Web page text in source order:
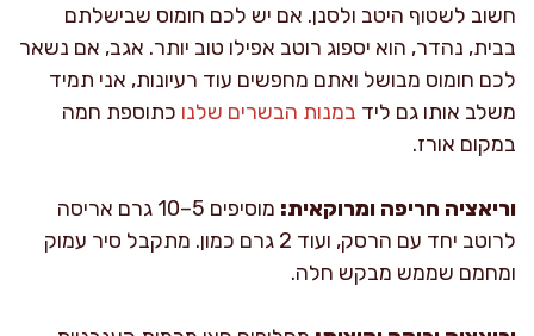
חשוב לשטוף היטב ולסנן. אם יש לכם חומוס שבישלתם
בבית, נהדר, הוא יספוג רוטב אפילו טוב יותר. אגב, אם נשאר
לכם חומוס מבושל ואתם מחפשים עוד רעיונות, אני תמיד
משלב אותו גם ליד במנות הבשרים שלנו כתוספת חמה
במקום אורז.
וריאציה חריפה ומרוקאית:
מוסיפים 5–10 גרם אריסה
לרוטב יחד עם הרסק, ועוד 2 גרם כמון. מתקבל סיר עמוק
ומחמם שממש מבקש חלה.